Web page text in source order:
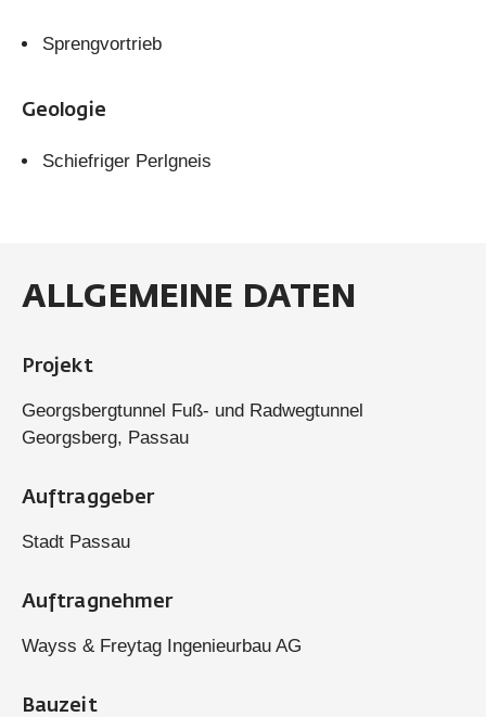
Sprengvortrieb
Geologie
Schiefriger Perlgneis
ALLGEMEINE DATEN
Projekt
Georgsbergtunnel Fuß- und Radwegtunnel
Georgsberg, Passau
Auftraggeber
Stadt Passau
Auftragnehmer
Wayss & Freytag Ingenieurbau AG
Bauzeit